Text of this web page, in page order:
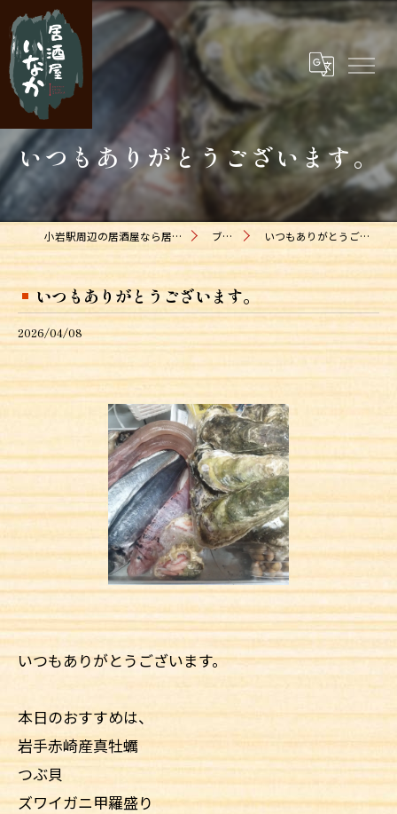
いつもありがとうございます。
小岩駅周辺の居酒屋なら居酒屋いなか ブログ いつもありがとうございます。
いつもありがとうございます。
2026/04/08
いつもありがとうございます。
本日のおすすめは、
岩手赤崎産真牡蠣
つぶ貝
ズワイガニ甲羅盛り